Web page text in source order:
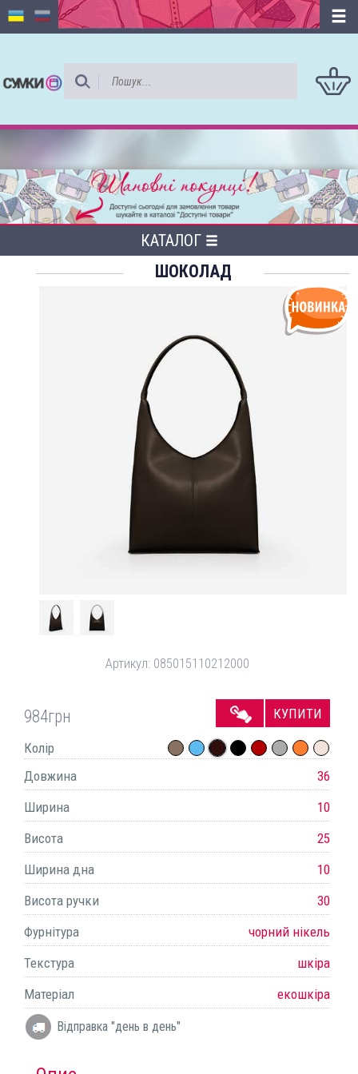
КАТАЛОГ
ШОКОЛАД
Артикул: 085015110212000
984грн КУПИТИ
Колір
Довжина
36
Ширина
10
Висота
25
Ширина дна
10
Висота ручки
30
Фурнітура
чорний нікель
Текстура
шкіра
Матеріал
екошкіра
Відправка "день в день"